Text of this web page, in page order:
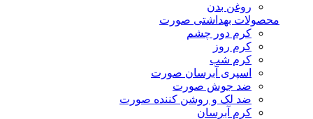
روغن بدن
محصولات بهداشتی صورت
کرم دور چشم
کرم روز
کرم شب
اسپری آبرسان صورت
ضد جوش صورت
ضد لک و روشن کننده صورت
کرم آبرسان